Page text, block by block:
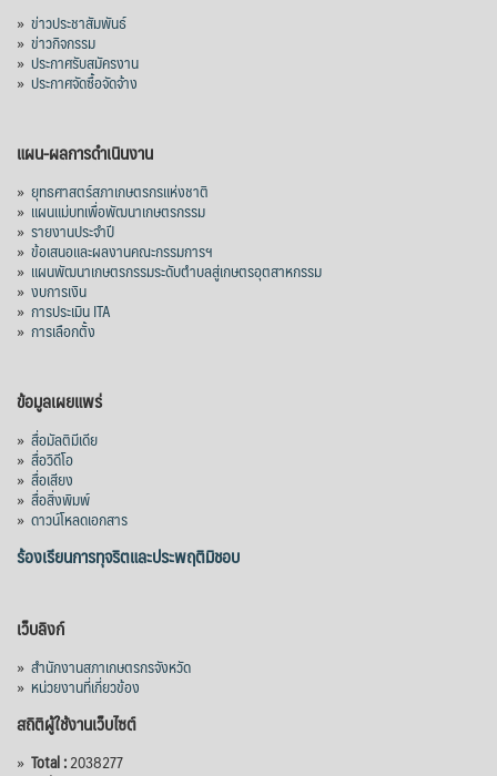
» ข่าวประชาสัมพันธ์
» ข่าวกิจกรรม
» ประกาศรับสมัครงาน
» ประกาศจัดซื้อจัดจ้าง
แผน-ผลการดำเนินงาน
» ยุทธศาสตร์สภาเกษตรกรแห่งชาติ
» แผนแม่บทเพื่อพัฒนาเกษตรกรรม
» รายงานประจำปี
» ข้อเสนอและผลงานคณะกรรมการฯ
» แผนพัฒนาเกษตรกรรมระดับตำบลสู่เกษตรอุตสาหกรรม
» งบการเงิน
» การประเมิน ITA
» การเลือกตั้ง
ข้อมูลเผยแพร่
» สื่อมัลติมีเดีย
» สื่อวิดีโอ
» สื่อเสียง
» สื่อสิ่งพิมพ์
» ดาวน์โหลดเอกสาร
ร้องเรียนการทุจริตและประพฤติมิชอบ
เว็บลิงก์
» สำนักงานสภาเกษตรกรจังหวัด
» หน่วยงานที่เกี่ยวข้อง
สถิติผู้ใช้งานเว็บไซต์
» Total :2038277